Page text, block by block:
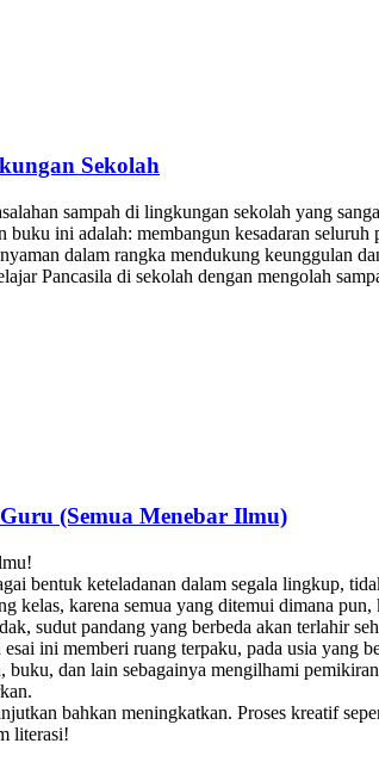
Sekolah
sampah di lingkungan sekolah yang
buku ini adalah: membangun kesadaran
dalam rangka mendukung keunggulan
Pancasila di sekolah dengan mengolah
(Semua Menebar Ilmu)
bentuk keteladanan dalam segala lingkup,
kelas, karena semua yang ditemui dimana
sudut pandang yang berbeda akan terlahir
ini memberi ruang terpaku, pada usia yang
buku, dan lain sebagainya mengilhami
bahkan meningkatkan. Proses kreatif
literasi!